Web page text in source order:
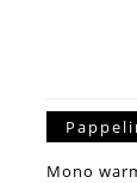
Mono